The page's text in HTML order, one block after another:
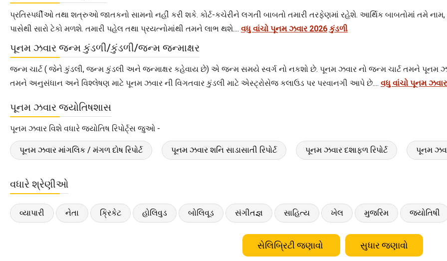
પ્રતિસ્પર્ધીઓ તથા શત્રુઓ જાતકનો સામનો નહીં કરી શકે. કોર્ટ-કચેરીને લગતી બાબતો તમારી તરફેણમાં રહેશે. આર્થિક બાબતોમાં તમે
પાસેથી સારો ટેકો મળશે. તમારી પહેલ તથા પ્રયત્નોમાંથી તમને લાભ થશે.... વધુ વાંચો પૂનમ ઝવાર 2026 કુંડળી
પૂનમ ઝવાર જન્મ કુંડળી/કુંડળી/જન્મ જન્માક્ષર
જન્મ ચાર્ટ ( જેને કુંડલી, જન્મ કુંડલી અને જન્માક્ષર કહેવાય છે) એ જન્મ સમયે સ્વર્ગ નો નકશો છે. પૂનમ ઝવાર નો જન્મ ચાર્ટ તમને પૂનમ
તમને અનુસંધાન અને વિશ્લેષણ માટે પૂનમ ઝવાર ની વિગતવાર કુંડલી માટે એસ્ટ્રોસેજ કલાઉડ પર પરવાનગી આપે છે.... વધુ વાંચો પૂનમ
પૂનમ ઝવાર જ્યોતિષશાસ
પૂનમ ઝવાર વિશે વધારે જ્યોતિષ રિપોર્ટ્સ જુઓ -
પૂનમ ઝવાર માંગલિક / મંગળ દોષ રિપોર્ટ પૂનમ ઝવાર શનિ સાડાસાતી રિપોર્ટ પૂનમ ઝવાર દશાફળ રિપોર્ટ પૂનમ
વધારે શ્રેણીઓ
વ્યાપારી નેતા ક્રિકેટ હોલિવુડ બોલિવૂડ સંગીતજ્ઞ સાહિત્ય ખેલ મુજરિમ જ્યોતિષી
સેલિબ્રિટી જણાવો સુધાર જણાવો